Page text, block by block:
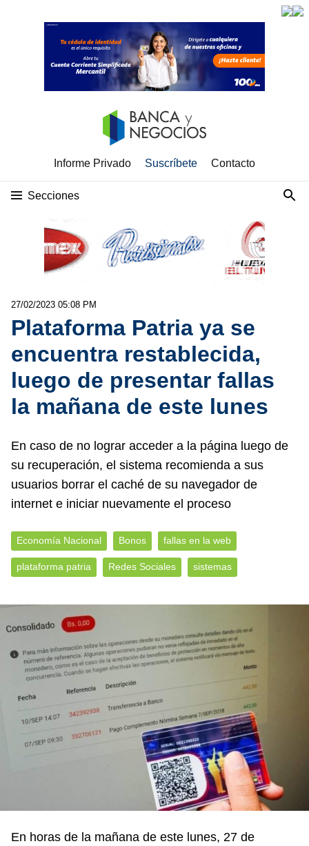
Informe Privado Suscríbete Contacto
Secciones
27/02/2023 05:08 PM
Plataforma Patria ya se
encuentra restablecida,
luego de presentar fallas
la mañana de este lunes
En caso de no lograr acceder a la página luego de
su recuperación, el sistema recomienda a sus
usuarios borrar el caché de su navegador de
internet e iniciar nuevamente el proceso
Economía Nacional Bonos fallas en la web
plataforma patria Redes Sociales sistemas
En horas de la mañana de este lunes, 27 de